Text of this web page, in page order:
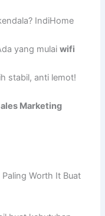
IndiHome
yang mulaiwifi
stabil, anti lemot!
Marketing
Worth It Buat